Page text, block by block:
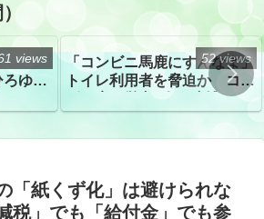
ゆき
での写
views
「コンビニ馬鹿にすんなよ」
トイレ利用者を脅迫か コン
52 views
「紙くず化」は避けられな
税」でも「給付金」でも参